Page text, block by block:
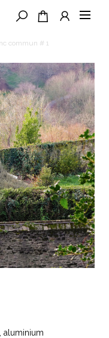
commun # 1
aluminium